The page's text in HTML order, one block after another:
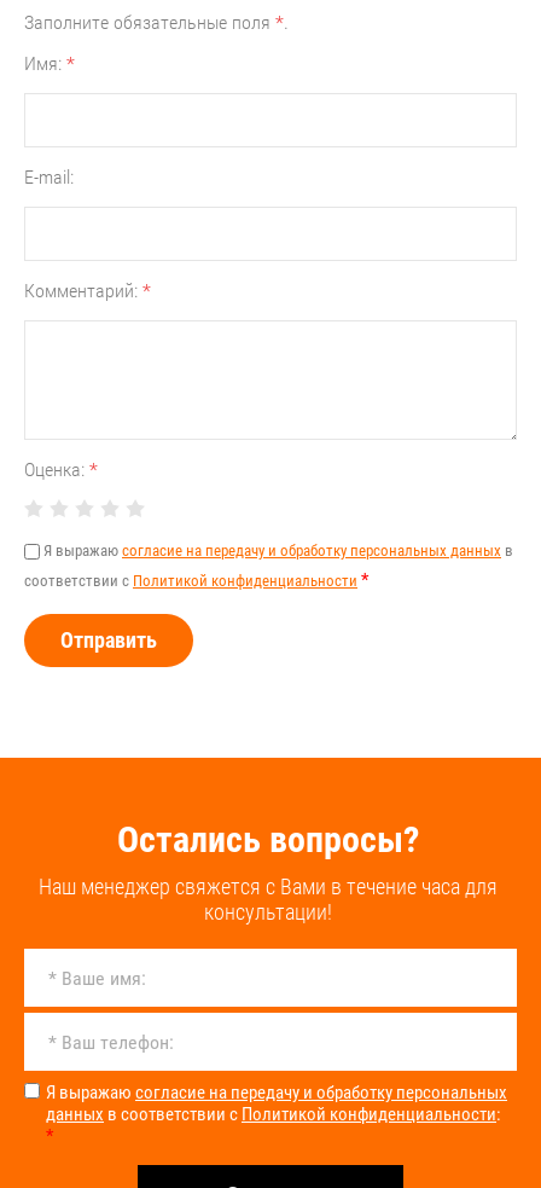
Заполните обязательные поля *
Имя: *
E-mail:
Комментарий: *
Оценка: *
Я выражаю согласие на передачу и обработку персональных данных в
соответствии с Политикой конфиденциальности *
Отправить
Остались вопросы?
Наш менеджер свяжется с Вами в течение часа для
консультации!
Я выражаю согласие на передачу и обработку персональных
данных в соответствии с Политикой конфиденциальности:
*